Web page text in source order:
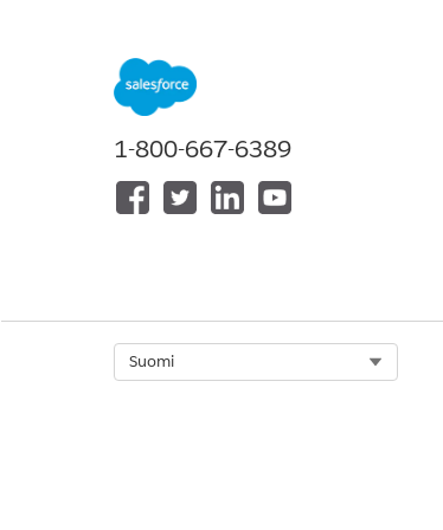
tukiedustajan tai
Tarvitsetko
Resurssien
Määritä nämä
Lomapyyntöjen
Tiimin johtajana
Lomapyyntöjen
1-800-667-6389
Suomi